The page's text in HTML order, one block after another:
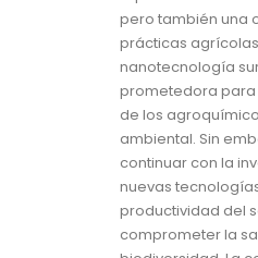
pero también una
prácticas
nanotecnología
prometedora
de los
ambiental. Sin
continuar con la
nuevas
productividad del
comprometer la